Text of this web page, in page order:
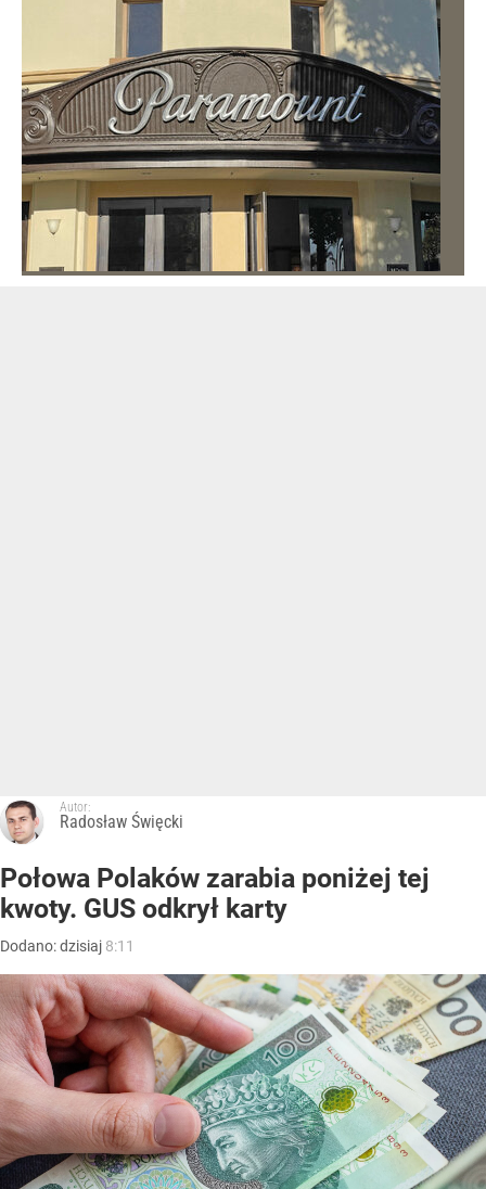
Autor:
Radosław Święcki
Połowa Polaków zarabia poniżej tej
kwoty. GUS odkrył karty
Dodano:dzisiaj 8:11